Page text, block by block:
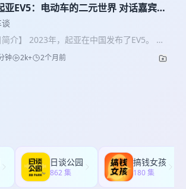
(2007)
实则潜力无限的自带储能的充电站。 比亚
在北京的分布 德国的电价波动 德国电价在
费 2025德国电力来源分布 2025中国电力来
【话题成员】 罗新雨 底盘电子工程师 弗雷
专家 付梓耘 储能工程师 章翔 功能安全专家
www.byd.com/cn/detail617
亚EV5：电动车的二元世界 对话嘉宾：
王涵
简介】 2023年，起亚在中国发布了EV5。 两
年，起亚在韩国发布了EV5。 作为一款韩
司的车，韩国本土连同发达的西欧、加拿
车，聊聊这个由电动车技术格局划分的二元
起亚EV系列各地区销售版本对比 各国的起亚
版本 大众电动车的二元世界 大众的CEA平台
大众全球战略 2024起亚EV Day 【话题成
新雨 底盘电子工程师 侯社长 产品经理 王涵
部战略规划 侯社长微博@侯社长 王涵的公众
钟 2k+ 2个月前
日谈公园
862 集
搞钱女孩
180 集